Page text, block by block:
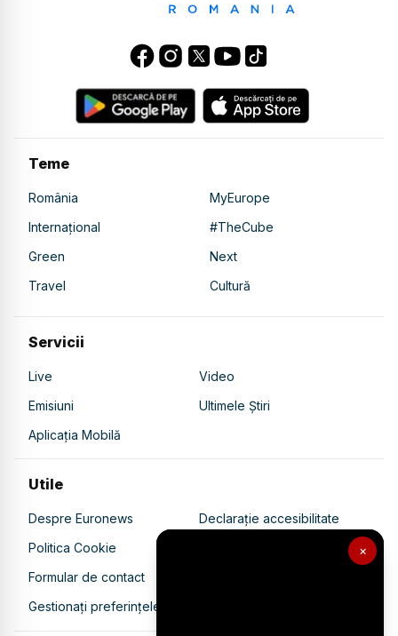
×
Teme
România
MyEurope
Internațional
#TheCube
Green
Next
Travel
Cultură
Servicii
Live
Video
Emisiuni
Ultimele Știri
Aplicația Mobilă
Utile
Despre Euronews
Declarație accesibilitate
Politica Cookie
Politica de confidențialitate
Formular de contact
Gestionați preferințele